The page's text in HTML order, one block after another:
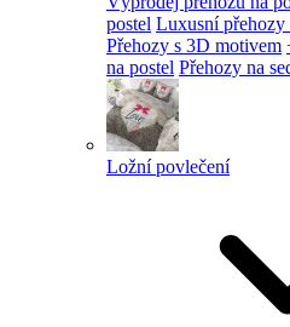
postel Luxusní přehozy
Přehozy s 3D motivem
na postel Přehozy na
Ložní povlečení